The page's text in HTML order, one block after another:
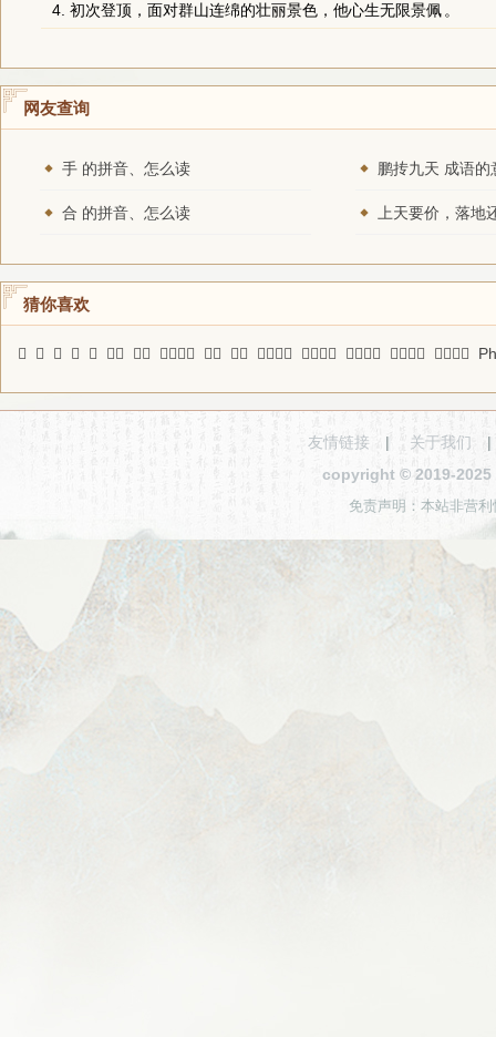
4. 初次登顶，面对群山连绵的壮丽景色，他心生无限景佩 。
网友查询
手 的拼音、怎么读 鹏抟九天 成语的
合 的拼音、怎么读
猜你喜欢
𨐓 𡩟 嬻 髦 阝 迅驶 铜洗 坐收渔利 时计 燔玉 年丰时稔 深情底理 刿目鉥心 油干火尽 清歌妙舞
友情链接 | 关于我们
copyright © 2019-2025
免责声明：本站非营